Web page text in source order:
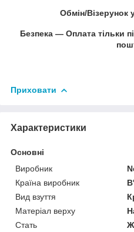
Обмін/Візерунок
Безпека — Оплата тільки
Приховати
Характеристики
Основні
Виробник
Країна виробник
Вид взуття
Матеріал верху
Стать